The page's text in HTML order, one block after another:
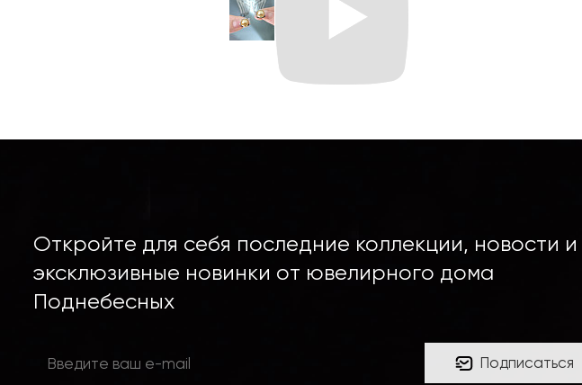
Откройте для себя последние коллекции, новости и
эксклюзивные новинки от ювелирного дома
Поднебесных
Подписаться